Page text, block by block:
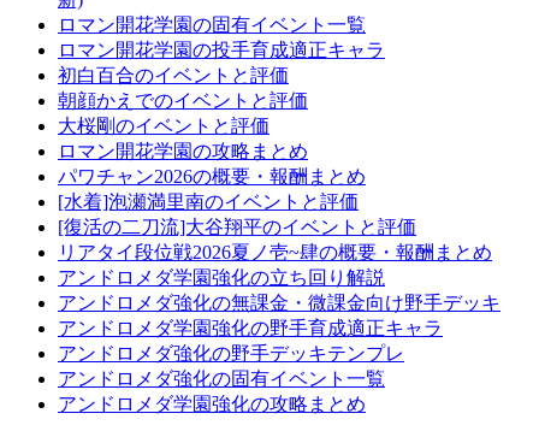
ロマン開花学園の固有イベント一覧
ロマン開花学園の投手育成適正キャラ
初白百合のイベントと評価
朝顔かえでのイベントと評価
大桜剛のイベントと評価
ロマン開花学園の攻略まとめ
パワチャン2026の概要・報酬まとめ
[水着]泡瀬満里南のイベントと評価
[復活の二刀流]大谷翔平のイベントと評価
リアタイ段位戦2026夏ノ壱~肆の概要・報酬まとめ
アンドロメダ学園強化の立ち回り解説
アンドロメダ強化の無課金・微課金向け野手デッキ
アンドロメダ学園強化の野手育成適正キャラ
アンドロメダ強化の野手デッキテンプレ
アンドロメダ強化の固有イベント一覧
アンドロメダ学園強化の攻略まとめ